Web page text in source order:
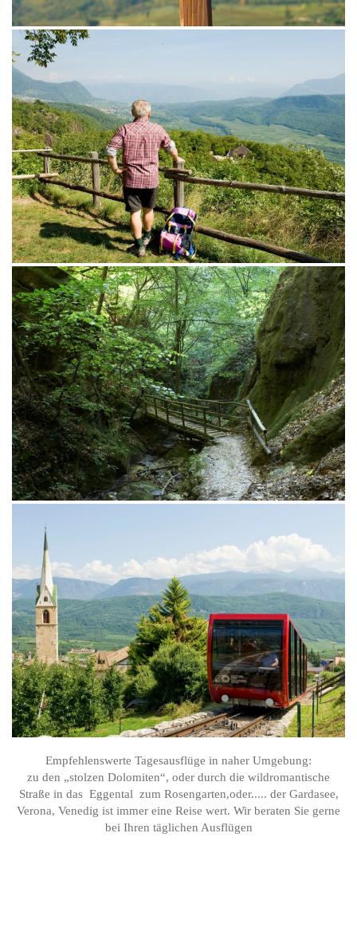
Empfehlenswerte Tagesausflüge in naher Umgebung:
zu den „stolzen Dolomiten“, oder durch die wildromantische
Straße in das Eggental zum Rosengarten,oder..... der Gardasee,
Verona, Venedig ist immer eine Reise wert. Wir beraten Sie gerne
bei Ihren täglichen Ausflügen